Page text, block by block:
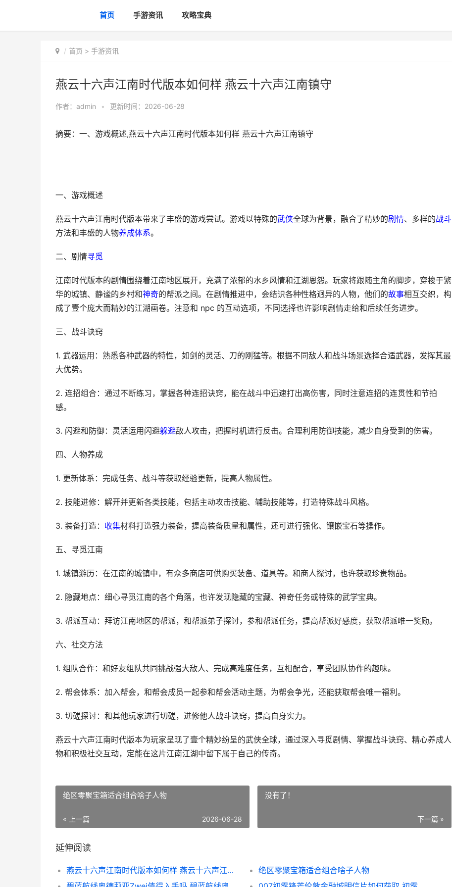
首页 手游资讯 攻略宝典
首页 > 手游资讯
燕云十六声江南时代版本如何样 燕云十六声江南镇守
作者： admin • 更新时间：2026-06-28
摘要：一、游戏概述,燕云十六声江南时代版本如何样 燕云十六声江南镇守
一、游戏概述
燕云十六声江南时代版本带来了丰盛的游戏尝试。游戏以特殊的武侠全球为背景，融合了精妙的剧情、多样的战斗
方法和丰盛的人物养成体系。
二、剧情寻觅
江南时代版本的剧情围绕着江南地区展开，充满了浓郁的水乡风情和江湖恩怨。玩家将跟随主角的脚步，穿梭于繁
华的城镇、静谧的乡村和神奇的帮派之间。在剧情推进中，会结识各种性格迥异的人物，他们的故事相互交织，构
成了壹个庞大而精妙的江湖画卷。注意和 npc 的互动选项，不同选择也许影响剧情走给和后续任务进步。
三、战斗诀窍
1. 武器运用：熟悉各种武器的特性，如剑的灵活、刀的刚猛等。根据不同敌人和战斗场景选择合适武器，发挥其最
大优势。
2. 连招组合：通过不断练习，掌握各种连招诀窍，能在战斗中迅速打出高伤害，同时注意连招的连贯性和节拍
感。
3. 闪避和防御：灵活运用闪避躲避敌人攻击，把握时机进行反击。合理利用防御技能，减少自身受到的伤害。
四、人物养成
1. 更新体系：完成任务、战斗等获取经验更新，提高人物属性。
2. 技能进修：解开并更新各类技能，包括主动攻击技能、辅助技能等，打造特殊战斗风格。
3. 装备打造： 收集材料打造强力装备，提高装备质量和属性，还可进行强化、镶嵌宝石等操作。
五、寻觅江南
1. 城镇游历：在江南的城镇中，有众多商店可供购买装备、道具等。和商人探讨，也许获取珍贵物品。
2. 隐藏地点：细心寻觅江南的各个角落，也许发现隐藏的宝藏、神奇任务或特殊的武学宝典。
3. 帮派互动：拜访江南地区的帮派，和帮派弟子探讨，参和帮派任务，提高帮派好感度，获取帮派唯一奖励。
六、社交方法
1. 组队合作：和好友组队共同挑战强大敌人、完成高难度任务，互相配合，享受团队协作的趣味。
2. 帮会体系：加入帮会，和帮会成员一起参和帮会活动主题，为帮会争光，还能获取帮会唯一福利。
3. 切磋探讨：和其他玩家进行切磋，进修他人战斗诀窍，提高自身实力。
燕云十六声江南时代版本为玩家呈现了壹个精妙纷呈的武侠全球，通过深入寻觅剧情、掌握战斗诀窍、精心养成人
物和积极社交互动，定能在这片江南江湖中留下属于自己的传奇。
绝区零聚宝箱适合组合啥子人物
« 上一篇 2026-06-28
没有了！
下一篇 »
延伸阅读
燕云十六声江南时代版本如何样 燕云十六声江南镇守
绝区零聚宝箱适合组合啥子人物